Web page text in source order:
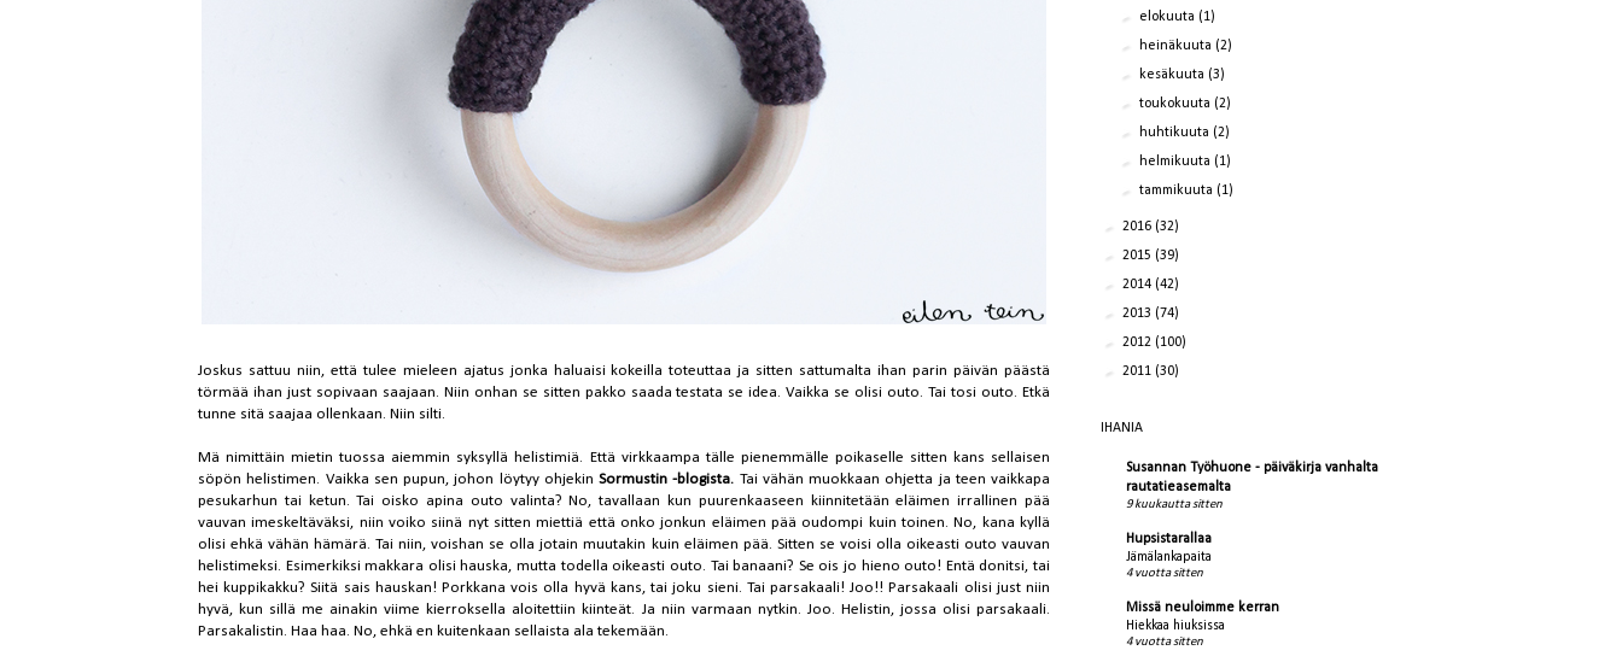
Joskus sattuu niin, että tulee mieleen ajatus jonka haluaisi kokeilla toteuttaa ja sitten sattumalta ihan parin päivän päästä
törmää ihan just sopivaan saajaan. Niin onhan se sitten pakko saada testata se idea. Vaikka se olisi outo. Tai tosi outo. Etkä
tunne sitä saajaa ollenkaan. Niin silti.
Mä nimittäin mietin tuossa aiemmin syksyllä helistimiä. Että virkkaampa tälle pienemmälle poikaselle sitten kans sellaisen
söpön helistimen. Vaikka sen pupun, johon löytyy ohjekin Sormustin -blogista. Tai vähän muokkaan ohjetta ja teen vaikkapa
pesukarhun tai ketun. Tai oisko apina outo valinta? No, tavallaan kun puurenkaaseen kiinnitetään eläimen irrallinen pää
vauvan imeskeltäväksi, niin voiko siinä nyt sitten miettiä että onko jonkun eläimen pää oudompi kuin toinen. No, kana kyllä
olisi ehkä vähän hämärä. Tai niin, voishan se olla jotain muutakin kuin eläimen pää. Sitten se voisi olla oikeasti outo vauvan
helistimeksi. Esimerkiksi makkara olisi hauska, mutta todella oikeasti outo. Tai banaani? Se ois jo hieno outo! Entä donitsi, tai
hei kuppikakku? Siitä sais hauskan! Porkkana vois olla hyvä kans, tai joku sieni. Tai parsakaali! Joo!! Parsakaali olisi just niin
hyvä, kun sillä me ainakin viime kierroksella aloitettiin kiinteät. Ja niin varmaan nytkin. Joo. Helistin, jossa olisi parsakaali.
Parsakalistin. Haa haa. No, ehkä en kuitenkaan sellaista ala tekemään.
► elokuuta (1)
► heinäkuuta (2)
► kesäkuuta (3)
►toukokuuta (2)
► huhtikuuta (2)
► helmikuuta (1)
►tammikuuta (1)
► 2016 (32)
► 2015 (39)
► 2014 (42)
► 2013 (74)
► 2012 (100)
► 2011 (30)
IHANIA
Susannan Työhuone - päiväkirja vanhalta
rautatieasemalta
9 kuukautta sitten
Hupsistarallaa
Jämälankapaita
4 vuotta sitten
Missä neuloimme kerran
Hiekkaa hiuksissa
4 vuotta sitten